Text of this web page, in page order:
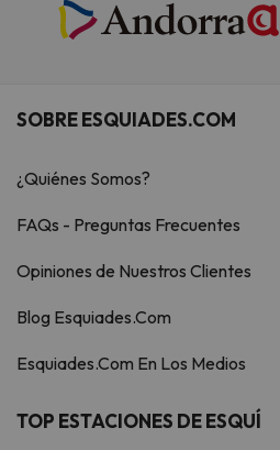
SOBRE ESQUIADES.COM
¿Quiénes Somos?
FAQs - Preguntas Frecuentes
Opiniones de Nuestros Clientes
Blog Esquiades.Com
Esquiades.Com En Los Medios
TOP ESTACIONES DE ESQUÍ